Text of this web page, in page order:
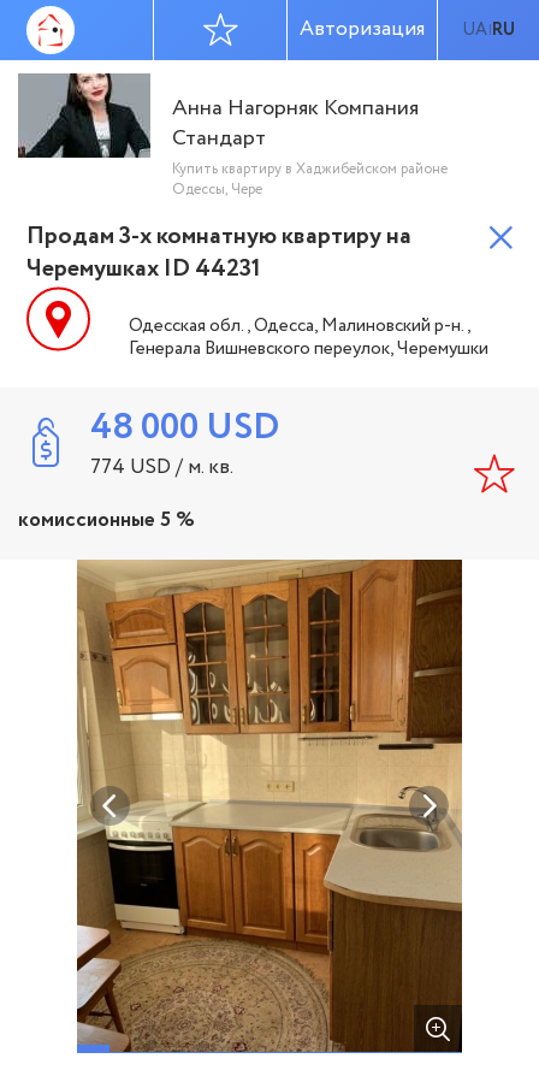
UA|RU
Авторизация
Анна Нагорняк Компания
Стандарт
Купить квартиру в Хаджибейском районе
Одессы, Чере
Продам 3-х комнатную квартиру на
Черемушках ID 44231
Одесская обл., Одесса, Малиновский р-н.,
Генерала Вишневского переулок, Черемушки
48 000 USD
774 USD/ м. кв.
комиссионные 5 %